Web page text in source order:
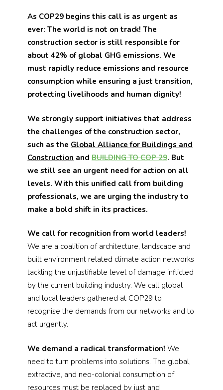
As COP29 begins this call is as urgent as
ever: The world is not on track! The
construction sector is still responsible for
about 42% of global GHG emissions. We
must rapidly reduce emissions and resource
consumption while ensuring a just transition,
protecting livelihoods and human dignity!
We strongly support initiatives that address
the challenges of the construction sector,
such as the Global Alliance for Buildings and
Construction and BUILDING TO COP 29. But
we still see an urgent need for action on all
levels. With this unified call from building
professionals, we are urging the industry to
make a bold shift in its practices.
We call for recognition from world leaders!
We are a coalition of architecture, landscape and
built environment related climate action networks
tackling the unjustifiable level of damage inflicted
by the current building industry. We call global
and local leaders gathered at COP29 to
recognise the demands from our networks and to
act urgently.
We demand a radical transformation! We
need to turn problems into solutions. The global,
extractive, and neo-colonial consumption of
resources must be replaced by just and